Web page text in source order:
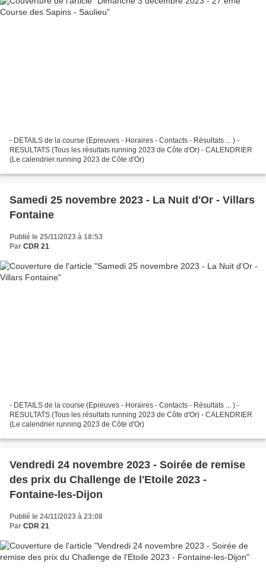
- DETAILS de la course (Epreuves - Horaires - Contacts - Résultats ... ) -
RESULTATS (Tous les résultats running 2023 de Côte d'Or) - CALENDRIER
(Le calendrier running 2023 de Côte d'Or)
Samedi 25 novembre 2023 - La Nuit d'Or - Villars
Fontaine
Publié le 25/11/2023 à 18:53
Par CDR 21
- DETAILS de la course (Epreuves - Horaires - Contacts - Résultats ... ) -
RESULTATS (Tous les résultats running 2023 de Côte d'Or) - CALENDRIER
(Le calendrier running 2023 de Côte d'Or)
Vendredi 24 novembre 2023 - Soirée de remise
des prix du Challenge de l'Etoile 2023 -
Fontaine-les-Dijon
Publié le 24/11/2023 à 23:08
Par CDR 21